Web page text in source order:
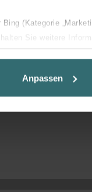
(Kategorie
Sie weitere
Nutzererfahrung zu
Alle Einwilligungen
Anpassen